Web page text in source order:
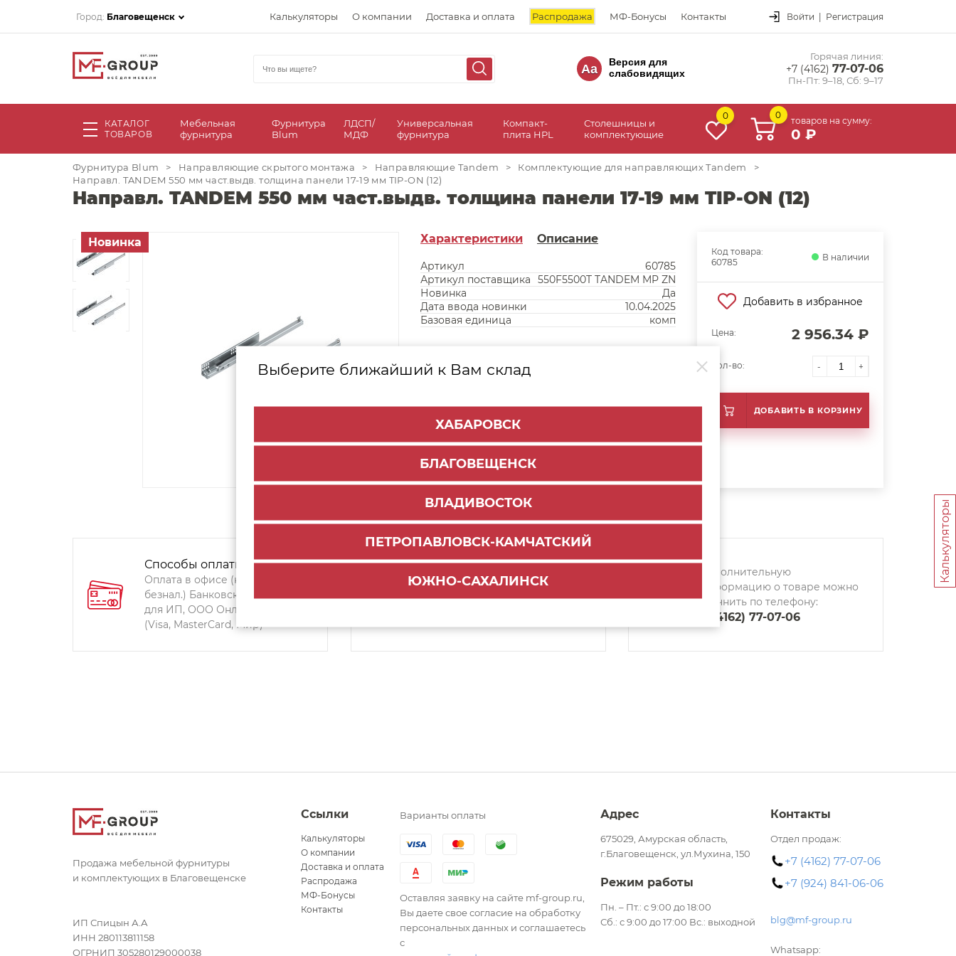
Город: Благовещенск Калькуляторы О компании Доставка и оплата Распродажа МФ-Бонусы Контакты Войти | Регистрация
Aa
Версия для
слабовидящих
Горячая линия:
+7 (4162) 77-07-06
Пн-Пт: 9–18, Сб: 9–17
КАТАЛОГ
ТОВАРОВ
Мебельная
фурнитура
Фурнитура
Blum
ЛДСП/
МДФ
Универсальная
фурнитура
Компакт-
плита HPL
Столешницы и
комплектующие
0 0
товаров на сумму:
0 ₽
Выберите ближайший к Вам склад
ХАБАРОВСК
БЛАГОВЕЩЕНСК
ВЛАДИВОСТОК
ПЕТРОПАВЛОВСК-КАМЧАТСКИЙ
ЮЖНО-САХАЛИНСК
Фурнитура Blum > Направляющие скрытого монтажа > Направляющие Tandem > Комплектующие для направляющих Tandem
>
Направл. TANDEM 550 мм част.выдв. толщина панели 17-19 мм TIP-ON (12)
Направл. TANDEM 550 мм част.выдв. толщина панели 17-19 мм TIP-ON (12)
Новинка Характеристики Описание
Артикул
60785
Артикул поставщика
550F5500T TANDEM MP ZN
Новинка
Да
Дата ввода новинки
10.04.2025
Базовая единица
комп
Код товара:
60785
В наличии
Добавить в избранное
Цена: 2 956.34 ₽
Кол-во: - +
ДОБАВИТЬ В КОРЗИНУ
Способы оплаты:
Оплата в офисе (наличными,
безнал.) Банковский перевод
для ИП, ООО Онлайн-оплата
(Visa, MasterCard, Мир)
Способы доставки:
Дополнительную
информацию о товаре можно
уточнить по телефону:
8 (4162) 77-07-06
Калькуляторы
Продажа мебельной фурнитуры
и комплектующих в Благовещенске
ИП Спицын А.А
ИНН 280113811158
ОГРНИП 305280129000038
Ссылки
Калькуляторы
О компании
Доставка и оплата
Распродажа
МФ-Бонусы
Контакты
Варианты оплаты
Оставляя заявку на сайте mf-group.ru,
Вы даете свое согласие на обработку
персональных данных и соглашаетесь
с
Адрес
675029, Амурская область,
г.Благовещенск, ул.Мухина, 150
Режим работы
Пн. – Пт.: с 9:00 до 18:00
Сб.: с 9:00 до 17:00 Вс.: выходной
Контакты
Отдел продаж:
+7 (4162) 77-07-06
+7 (924) 841-06-06
blg@mf-group.ru
Whatsapp: